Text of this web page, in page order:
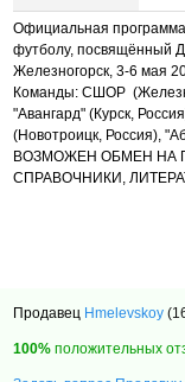
Официальная
футболу, посвящённый
Железногорск, 3-6 мая
Команды: СШОР
"Авангард" (Курск,
(Новотроицк, Россия),
ВОЗМОЖЕН ОБМЕН НА
СПРАВОЧНИКИ,
Продавец Hmelevskoy
100% положительных